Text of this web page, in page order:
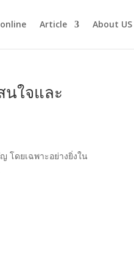
Article About US
นใจและ
โดยเฉพาะอย่างยิ่งใน